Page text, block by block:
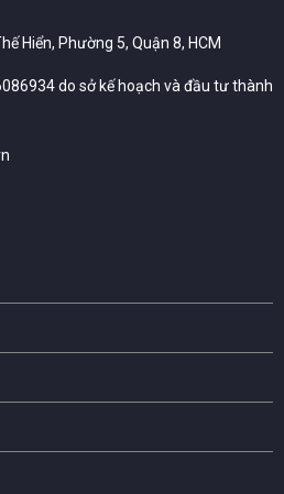
Hiển, Phường 5, Quận 8, HCM
do sở kế hoạch và đầu tư thành